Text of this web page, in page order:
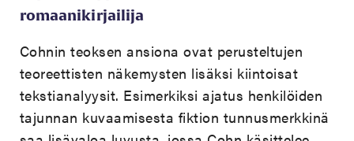
romaanikirjailija
Cohnin teoksen ansiona ovat perusteltujen
teoreettisten näkemysten lisäksi kiintoisat
tekstianalyysit. Esimerkiksi ajatus henkilöiden
tajunnan kuvaamisesta fiktion tunnusmerkkinä